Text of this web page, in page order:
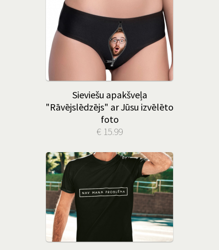
Sieviešu apakšveļa
"Rāvējslēdzējs" ar Jūsu izvēlēto
foto
€ 15.99